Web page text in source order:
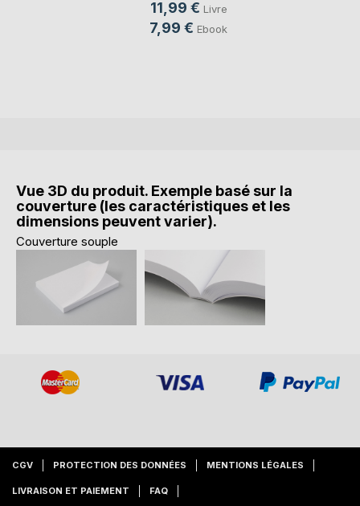
11,99 € Livre
7,99 € Ebook
Vue 3D du produit. Exemple basé sur la
couverture (les caractéristiques et les
dimensions peuvent varier).
Couverture souple
CGV PROTECTION DES DONNÉES MENTIONS LÉGALES
LIVRAISON ET PAIEMENT FAQ